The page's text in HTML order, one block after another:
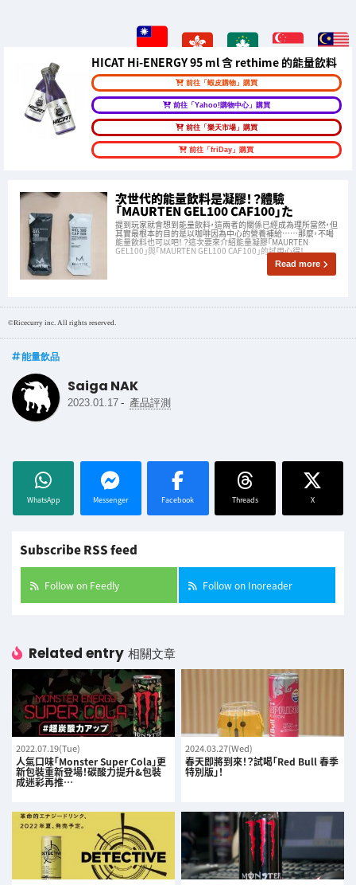
HICAT Hi-ENERGY 95 ml 含 rethime 的能量飲料
前往「蝦皮購物」購買
前往「Yahoo!購物中心」購買
前往「樂天市場」購買
前往「friDay」購買
次世代的能量飲料是凝膠！？體驗
「MAURTEN GEL100 CAF100」た
提到玩家就會想到能量飲料，這兩者的關係已經成為理所當然，但
其實最根本的目的是以咖啡因為中心的營養補給……那麼，不喝
能量飲料也可以吧！？這次要來介紹能量凝膠「MAURTEN
GEL100」與「MAURTEN GEL100 CAF100」的試用心得！
Read more
©Ricecurry inc. All rights reserved.
能量飲品
Saiga NAK
2023.01.17 - 產品評測
WhatsApp Messenger Facebook Threads X
Subscribe RSS feed
Follow on Feedly Follow on Inoreader
Related entry 相關文章
2022.07.19(Tue)
人氣口味「Monster Super Cola」更
新包裝重新登場！碳酸力提升&包裝
成迷彩再推…
2024.03.27(Wed)
春天即將到來！？試喝「Red Bull 春季
特別版」！